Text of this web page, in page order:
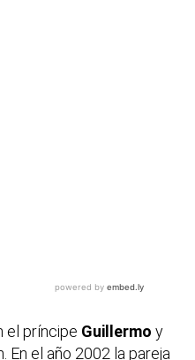
el príncipe Guillermo y
En el año 2002 la pareja